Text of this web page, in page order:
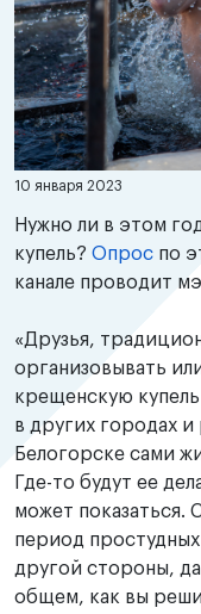
10 января 2023
Нужно ли в этом
купель? Опрос по
канале проводит
«Друзья,
организовывать
крещенскую
в других городах
Белогорске сами
Где-то будут ее
может показаться.
период
другой стороны,
общем, как вы